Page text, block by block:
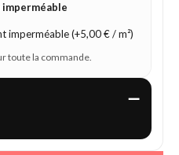
imperméable (+5,00 € / m²)
toute la commande.
—